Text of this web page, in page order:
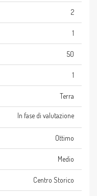
2
1
50
1
Terra
In fase di valutazione
Ottimo
Medio
Centro Storico